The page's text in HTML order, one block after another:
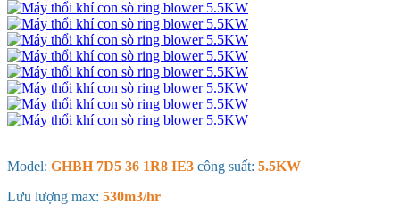
Model: GHBH 7D5 36 1R8 IE3 công suất: 5.5KW
Lưu lượng max: 530m3/hr